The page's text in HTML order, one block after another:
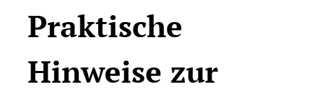
Praktische
Hinweise zur